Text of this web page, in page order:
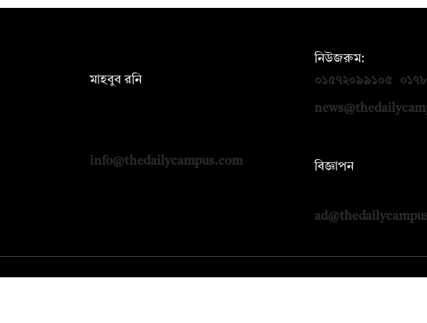
মাহবুব রনি
info@thedailycampus.com
নিউজরুম:
০১৫৭২০৯৯১০৫
বিজ্ঞাপন
©